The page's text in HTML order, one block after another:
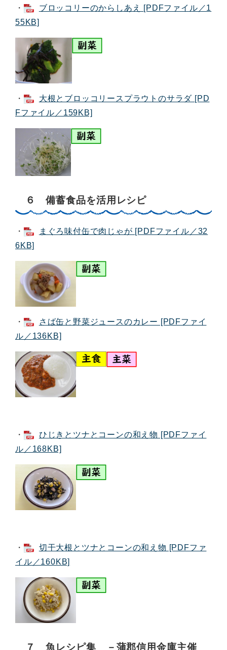
・
ブロッコリーのからしあえ [PDFファイル／1
55KB]
・
大根とブロッコリースプラウトのサラダ [PD
Fファイル／159KB]
６ 備蓄食品を活用レシピ
・
まぐろ味付缶で肉じゃが [PDFファイル／32
6KB]
・
さば缶と野菜ジュースのカレー [PDFファイ
ル／136KB]
・
ひじきとツナとコーンの和え物 [PDFファイ
ル／168KB]
・
切干大根とツナとコーンの和え物 [PDFファ
イル／160KB]
７ 魚レシピ集 －蒲郡信用金庫主催